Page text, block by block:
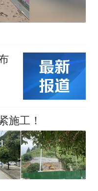
施工！